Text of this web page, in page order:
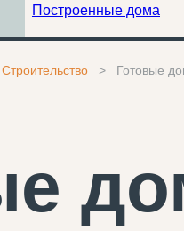
Построенные дома
Строительство Готовые